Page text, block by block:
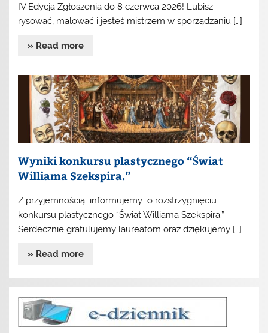
IV Edycja Zgłoszenia do 8 czerwca 2026! Lubisz
rysować, malować i jesteś mistrzem w sporządzaniu […]
» Read more
Wyniki konkursu plastycznego “Świat
Williama Szekspira.”
Z przyjemnością informujemy o rozstrzygnięciu
konkursu plastycznego “Świat Williama Szekspira.”
Serdecznie gratulujemy laureatom oraz dziękujemy […]
» Read more